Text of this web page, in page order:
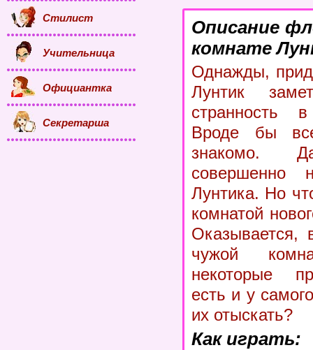
Описание
комнате
Однажды,
Лунтик
странность
Вроде бы
знакомо.
Лунтика. Но
комнатой
чужой
некоторые
есть и у
их отыскать?
Как играть:
Стилист
Учительница
Официантка
Секретарша